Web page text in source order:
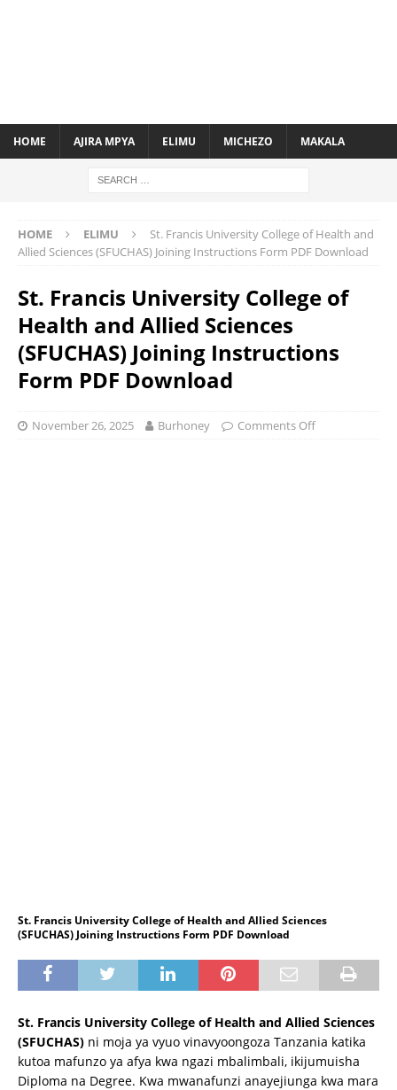
HOME AJIRA MPYA ELIMU MICHEZO MAKALA
HOME ELIMU
St. Francis University College of Health and
Allied Sciences (SFUCHAS) Joining Instructions Form PDF Download
St. Francis University College of
Health and Allied Sciences
(SFUCHAS) Joining Instructions
Form PDF Download
November 26, 2025 Burhoney Comments Off
St. Francis University College of Health and Allied Sciences
(SFUCHAS) Joining Instructions Form PDF Download
St. Francis University College of Health and Allied Sciences
(SFUCHAS) ni moja ya vyuo vinavyoongoza Tanzania katika
kutoa mafunzo ya afya kwa ngazi mbalimbali, ikijumuisha
Diploma na Degree. Kwa mwanafunzi anayejiunga kwa mara